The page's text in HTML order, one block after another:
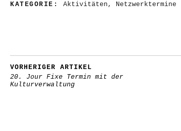
KATEGORIE: Aktivitäten , Netzwerktermine
VORHERIGER ARTIKEL
20. Jour Fixe Termin mit der
Kulturverwaltung